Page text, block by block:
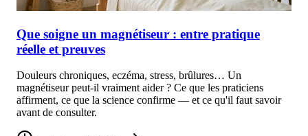
Que soigne un magnétiseur : entre pratique
réelle et preuves
Douleurs chroniques, eczéma, stress, brûlures… Un
magnétiseur peut-il vraiment aider ? Ce que les praticiens
affirment, ce que la science confirme — et ce qu'il faut savoir
avant de consulter.